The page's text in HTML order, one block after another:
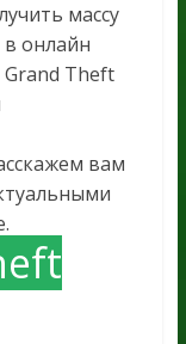
массу
онлайн
Theft
вам